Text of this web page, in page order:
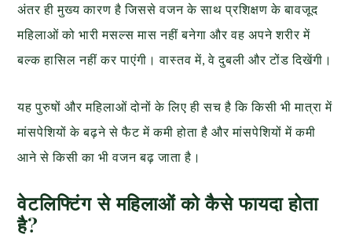
अंतर ही मुख्य कारण है जिससे वजन के साथ प्रशिक्षण के बावजूद
महिलाओं को भारी मसल्स मास नहीं बनेगा और वह अपने शरीर में
बल्क हासिल नहीं कर पाएंगी। वास्तव में, वे दुबली और टोंड दिखेंगी।
यह पुरुषों और महिलाओं दोनों के लिए ही सच है कि किसी भी मात्रा में
मांसपेशियों के बढ़ने से फैट में कमी होता है और मांसपेशियों में कमी
आने से किसी का भी वजन बढ़ जाता है।
वेटलिफ्टिंग से महिलाओं को कैसे फायदा होता
है?